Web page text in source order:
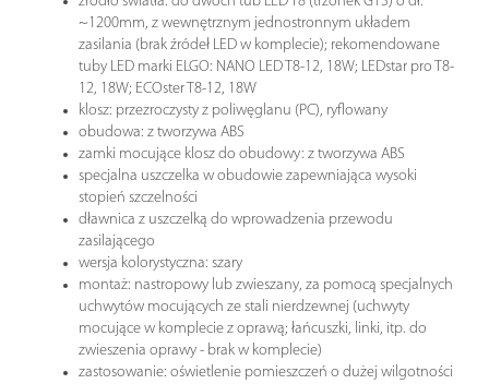
~1200mm, z wewnętrznym jednostronnym układem
zasilania (brak źródeł LED w komplecie); rekomendowane
tuby LED marki ELGO: NANO LED T8-12, 18W; LEDstar pro T8-
12, 18W; ECOster T8-12, 18W
klosz: przezroczysty z poliwęglanu (PC), ryflowany
obudowa: z tworzywa ABS
zamki mocujące klosz do obudowy: z tworzywa ABS
specjalna uszczelka w obudowie zapewniająca wysoki
stopień szczelności
dławnica z uszczelką do wprowadzenia przewodu
zasilającego
wersja kolorystyczna: szary
montaż: nastropowy lub zwieszany, za pomocą specjalnych
uchwytów mocujących ze stali nierdzewnej (uchwyty
mocujące w komplecie z oprawą; łańcuszki, linki, itp. do
zwieszenia oprawy - brak w komplecie)
zastosowanie: oświetlenie pomieszczeń o dużej wilgotności